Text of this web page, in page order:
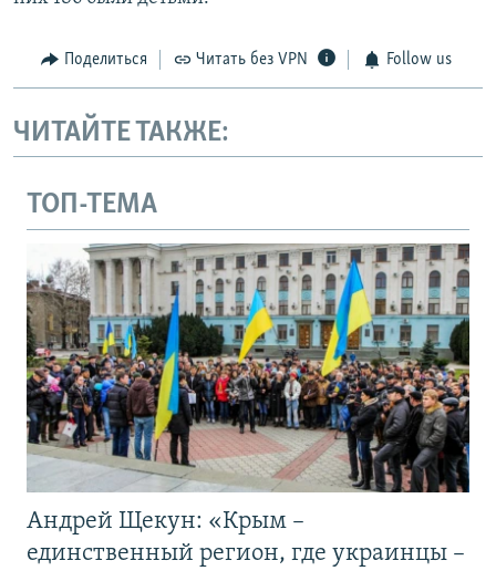
Поделиться Читать без VPN Follow us
ЧИТАЙТЕ ТАКЖЕ:
ТОП-ТЕМА
Андрей Щекун: «Крым –
единственный регион, где украинцы –